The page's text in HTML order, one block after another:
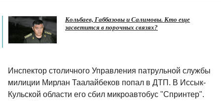
Кольбаев, Габбазовы и Салимовы. Кто еще
засветится в порочных связях?
Инспектор столичного Управления патрульной службы
милиции Мирлан Таалайбеков попал в ДТП. В Иссык-
Кульской области его сбил микроавтобус "Спринтер".